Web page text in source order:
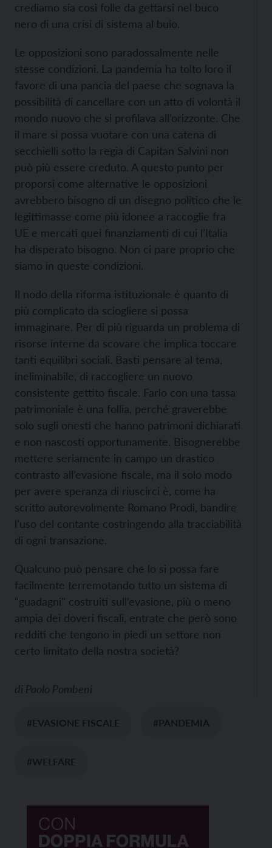
crediamo sia così folle da gettarsi nel buco
nero di una crisi di sistema al buio.
Le opposizioni sono paradossalmente nelle
stesse condizioni. La pandemia ha tolto loro il
favore di una pancia del paese che sognava la
possibilità di cancellare con un atto di volontà il
mondo nuovo che si profilava all’orizzonte. Che
il mare si possa vuotare con una catena di
secchielli sotto la regia di Capitan Salvini non
può più essere creduto. A questo punto per
proporsi come alternative le opposizioni
avrebbero bisogno di un disegno politico che le
legittimasse come più idonee a raccoglie fra
UE e mercati quei finanziamenti di cui l’Italia
ha disperato bisogno. Non ci pare proprio che
siamo in queste condizioni.
Il nodo della riforma istituzionale è quanto di
più complicato da sciogliere si possa
immaginare. Per di più riguarda un problema di
risorse interne da scovare che implica toccare
tanti equilibri sociali. Basti pensare al tema,
ineliminabile, di raccogliere un nuovo
consistente gettito fiscale. Farlo con una tassa
patrimoniale è una follia, perché graverebbe
solo sugli onesti che hanno patrimoni dichiarati
e non nascosti opportunamente. Bisognerebbe
mettere seriamente in campo un drastico
contrasto all’evasione fiscale, ma il solo modo
per avere speranza di riuscirci è, come ha
scritto autorevolmente Romano Prodi, bandire
l’uso del contante costringendo alla tracciabilità
di ogni transazione.
Qualcuno può pensare che lo si possa fare
facilmente terremotando tutto un sistema di
“guadagni” costruiti sull’evasione, più o meno
ampia dei doveri fiscali, entrate che però sono
redditi che tengono in piedi un settore non
certo limitato della nostra società?
di Paolo Pombeni
#EVASIONE FISCALE #PANDEMIA
#WELFARE